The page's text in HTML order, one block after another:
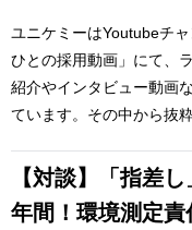
ユニケミーはYoutubeチ
ひとの採用動画」にて、
紹介やインタビュー動画
ています。その中から抜
【対談】「指差
年間！環境測定